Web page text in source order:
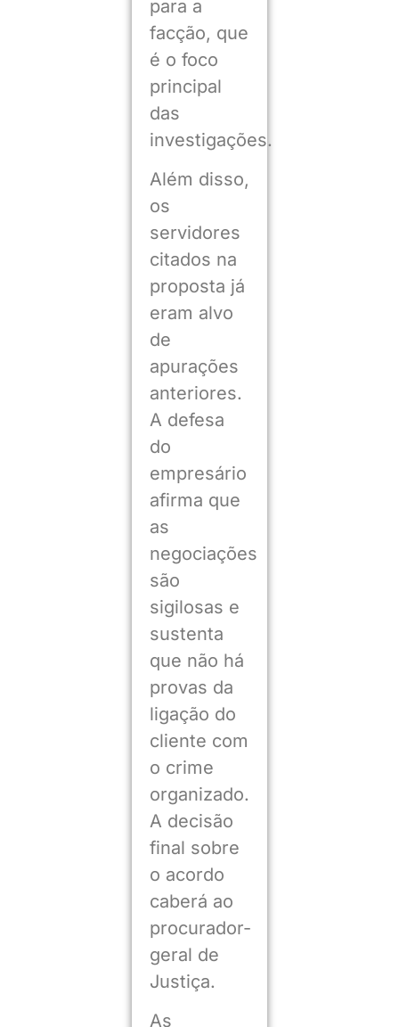
para a
facção, que
é o foco
principal
das
investigações.
Além disso,
os
servidores
citados na
proposta já
eram alvo
de
apurações
anteriores.
A defesa
do
empresário
afirma que
as
negociações
são
sigilosas e
sustenta
que não há
provas da
ligação do
cliente com
o crime
organizado.
A decisão
final sobre
o acordo
caberá ao
procurador-
geral de
Justiça.
As